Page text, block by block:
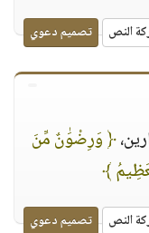
النص تصميم دعوي
﴿ وَرِضْوَٰنٌ مِّنَ
﴾
النص تصميم دعوي